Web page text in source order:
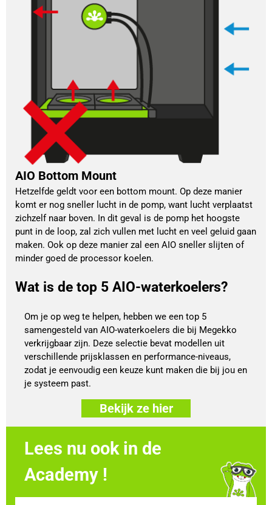
AIO Bottom Mount
Hetzelfde geldt voor een bottom mount. Op deze manier
komt er nog sneller lucht in de pomp, want lucht verplaatst
zichzelf naar boven. In dit geval is de pomp het hoogste
punt in de loop, zal zich vullen met lucht en veel geluid gaan
maken. Ook op deze manier zal een AIO sneller slijten of
minder goed de processor koelen.
Om je op weg te helpen, hebben we een top 5
samengesteld van AIO-waterkoelers die bij Megekko
verkrijgbaar zijn. Deze selectie bevat modellen uit
verschillende prijsklassen en performance-niveaus,
zodat je eenvoudig een keuze kunt maken die bij jou en
je systeem past.
Bekijk ze hier
Wat is de top 5 AIO-waterkoelers?
Lees nu ook in de
Academy !